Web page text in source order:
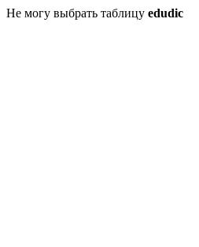
Не могу выбрать таблицу edudic